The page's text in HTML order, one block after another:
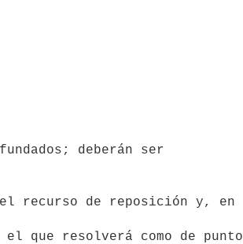
deberán ser
que resolverá como de punto